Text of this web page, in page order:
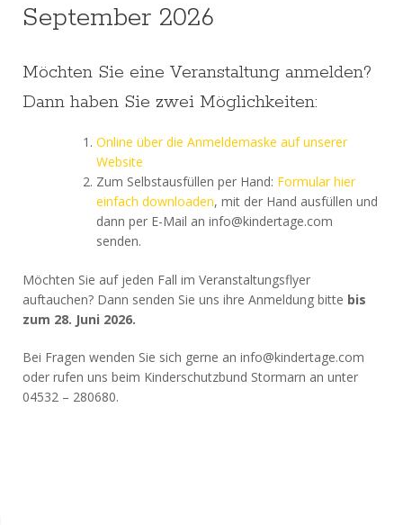
September 2026
Möchten Sie eine Veranstaltung anmelden?
Dann haben Sie zwei Möglichkeiten:
Online über die Anmeldemaske auf unserer
Website
Zum Selbstausfüllen per Hand: Formular hier
einfach downloaden, mit der Hand ausfüllen und
dann per E-Mail an info@kindertage.com
senden.
Möchten Sie auf jeden Fall im Veranstaltungsflyer
auftauchen? Dann senden Sie uns ihre Anmeldung bitte bis
zum 28. Juni 2026.
Bei Fragen wenden Sie sich gerne an info@kindertage.com
oder rufen uns beim Kinderschutzbund Stormarn an unter
04532 – 280680.